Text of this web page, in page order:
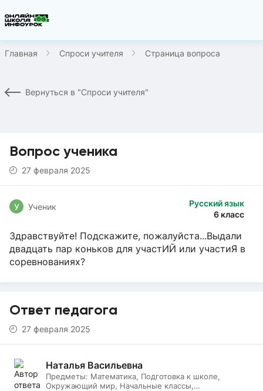
Главная Спроси учителя Страница вопроса
Вернуться в "Спроси учителя"
Вопрос ученика
27 февраля 2025
Русский язык
6 класс
У Ученик
Здравствуйте! Подскажите, пожалуйста...Выдали
двадцать пар коньков для участИЙ или участиЯ в
соревнованиях?
Ответ педагога
27 февраля 2025
Наталья Васильевна
Предметы: Математика, Подготовка к школе,
Окружающий мир, Начальные классы,